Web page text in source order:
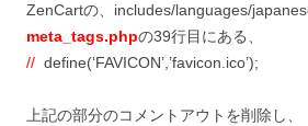
ZenCartの、includes/languages/
meta_tags.phpの39行目にある、
// define(‘FAVICON’,’favicon.ico’);
上記の部分のコメントアウトを削除し、